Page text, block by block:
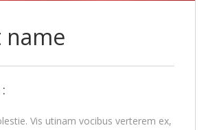
name
Vis utinam vocibus verterem ex,